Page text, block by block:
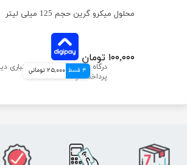
محلول میکرو گرین حجم 125 میلی لیتر
۱۰۰,۰۰۰ تومان
4 قسط 25,000 تومانی